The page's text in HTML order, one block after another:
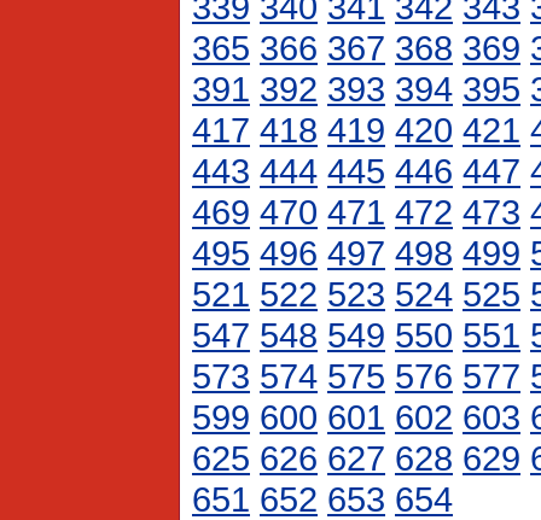
365 366 367 368 369
391 392 393 394 395
417 418 419 420 421
443 444 445 446 447
469 470 471 472 473
495 496 497 498 499
521 522 523 524 525
547 548 549 550 551
573 574 575 576 577
599 600 601 602 603
625 626 627 628 629
651 652 653 654